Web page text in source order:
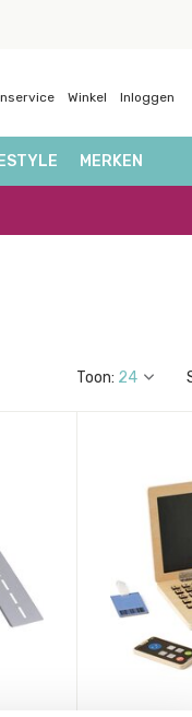
Winkel Inloggen
MERKEN
Toon: